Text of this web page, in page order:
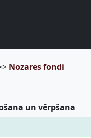
Nozares fondi
un vērpšana